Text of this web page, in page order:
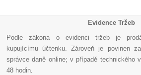
Evidence Tržeb
Podle zákona o evidenci tržeb je
kupujícímu účtenku. Zároveň je povinen
správce daně online; v případě technického
48 hodin